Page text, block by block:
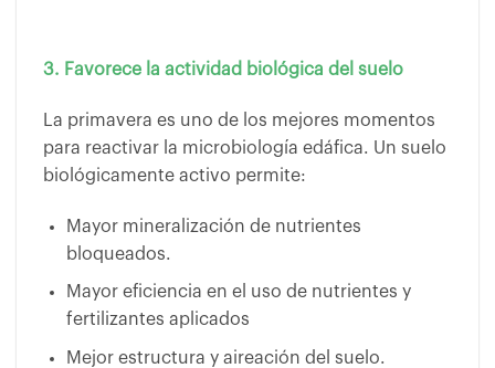
3. Favorece la actividad biológica del suelo
La primavera es uno de los mejores momentos
para reactivar la microbiología edáfica. Un suelo
biológicamente activo permite:
Mayor mineralización de nutrientes
bloqueados.
Mayor eficiencia en el uso de nutrientes y
fertilizantes aplicados
Mejor estructura y aireación del suelo.